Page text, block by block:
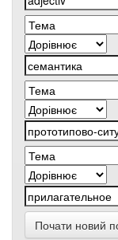
Почати новий